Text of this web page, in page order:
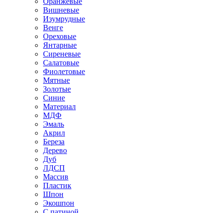
Вишневые
Изумрудные
Венге
Ореховые
Янтарные
Сиреневые
Салатовые
Фиолетовые
Мятные
Золотые
Синие
Материал
МДФ
Эмаль
Акрил
Береза
Дерево
Дуб
ЛДСП
Массив
Пластик
Шпон
Экошпон